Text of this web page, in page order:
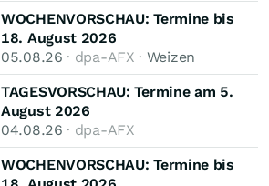
WOCHENVORSCHAU: Termine bis
18. August 2026
05.08.26 · dpa-AFX · Weizen
TAGESVORSCHAU: Termine am 5.
August 2026
04.08.26 · dpa-AFX
WOCHENVORSCHAU: Termine bis